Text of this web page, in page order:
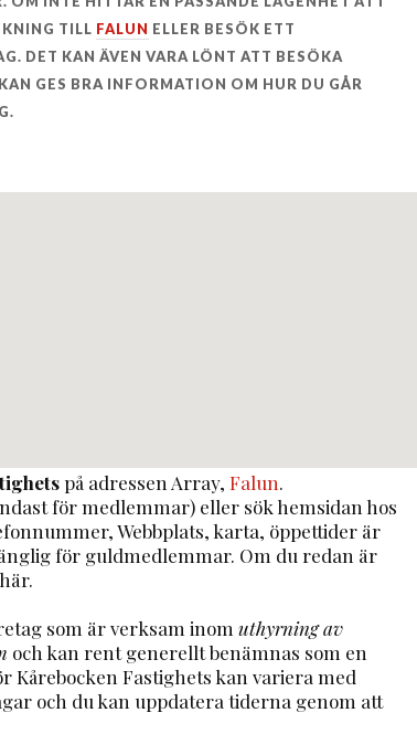
TILL FALUN ELLER BESÖK ETT
DET KAN ÄVEN VARA LÖNT ATT BESÖKA
GES BRA INFORMATION OM HUR DU GÅR
på adressen Array,Falun.
för medlemmar) eller sök hemsidan hos
Webbplats, karta, öppettider är
för guldmedlemmar. Om du redan är
som är verksam inomuthyrning av
och kan rent generellt benämnas som en
Kårebocken Fastighets kan variera med
och du kan uppdatera tiderna genom att